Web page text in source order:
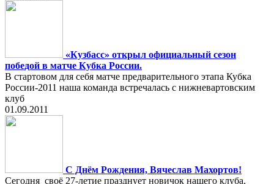
«Кузбасс» открыл официальный сезон
победой в матче Кубка России.
В стартовом для себя матче предварительного этапа Кубка
России-2011 наша команда встречалась с нижневартовским
клуб
01.09.2011
С Днём Рождения, Вячеслав Махортов!
Сегодня своё 27-летие празднует новичок нашего клуба,